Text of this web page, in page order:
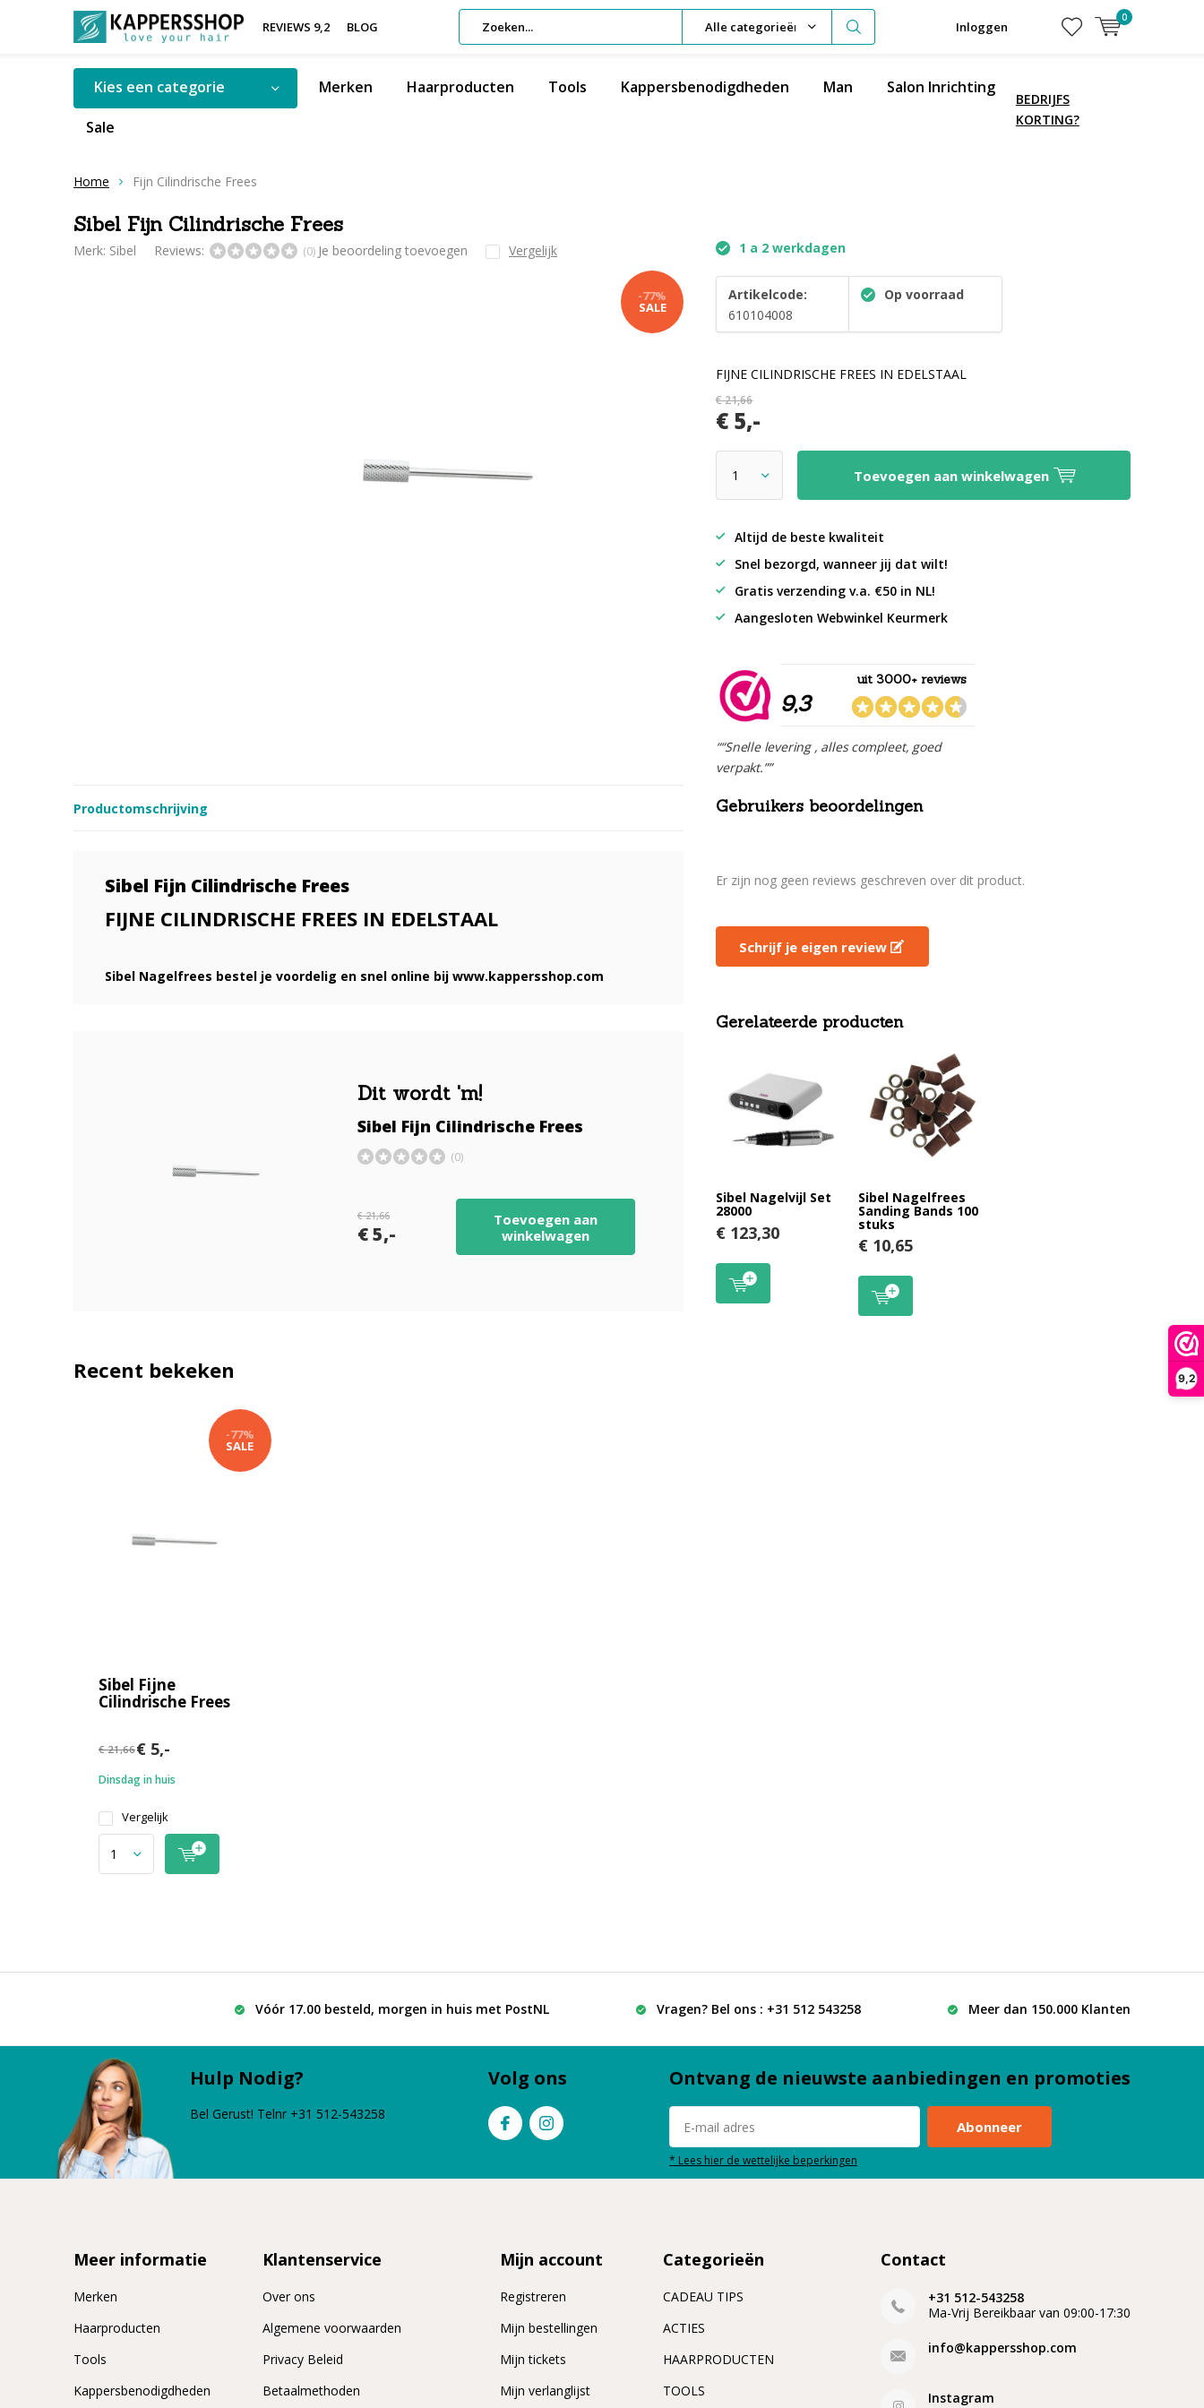
9,2
REVIEWS 9,2 BLOG Alle categorieën Inloggen
0
Kies een categorie Merken Haarproducten Tools Kappersbenodigdheden Man Salon Inrichting
Sale
BEDRIJFS
KORTING?
Home Fijn Cilindrische Frees
Sibel Fijn Cilindrische Frees
Merk: Sibel Reviews: (0) Je beoordeling toevoegen Vergelijk
-77%
SALE
1 a 2 werkdagen
Artikelcode:
610104008
Op voorraad
FIJNE CILINDRISCHE FREES IN EDELSTAAL
€ 21,66
€ 5,-
Toevoegen aan winkelwagen
Altijd de beste kwaliteit
Snel bezorgd, wanneer jij dat wilt!
Gratis verzending v.a. €50 in NL!
Aangesloten Webwinkel Keurmerk
9,3
uit 3000+ reviews
““Snelle levering , alles compleet, goed
verpakt.””
Productomschrijving
Sibel Fijn Cilindrische Frees
FIJNE CILINDRISCHE FREES IN EDELSTAAL
Sibel Nagelfrees bestel je voordelig en snel online bij www.kappersshop.com
Dit wordt 'm!
Sibel Fijn Cilindrische Frees
(0)
€ 21,66
€ 5,-
Toevoegen aan
winkelwagen
Gebruikers beoordelingen
Er zijn nog geen reviews geschreven over dit product.
Schrijf je eigen review
Gerelateerde producten
Sibel Nagelvijl Set
28000
€ 123,30
Sibel Nagelfrees
Sanding Bands 100
stuks
€ 10,65
Recent bekeken
Sibel Fijne
Cilindrische Frees
-77%
SALE
€ 21,66€ 5,-
Dinsdag in huis
Vergelijk
Vóór 17.00 besteld, morgen in huis met PostNL Vragen? Bel ons : +31 512 543258 Meer dan 150.000 Klanten
Hulp Nodig?
Bel Gerust! Telnr +31 512-543258
Volg ons Ontvang de nieuwste aanbiedingen en promoties
Abonneer
* Lees hier de wettelijke beperkingen
Meer informatie
Merken
Haarproducten
Tools
Kappersbenodigdheden
Klantenservice
Over ons
Algemene voorwaarden
Privacy Beleid
Betaalmethoden
Mijn account
Registreren
Mijn bestellingen
Mijn tickets
Mijn verlanglijst
Categorieën
CADEAU TIPS
ACTIES
HAARPRODUCTEN
TOOLS
Contact
+31 512-543258
Ma-Vrij Bereikbaar van 09:00-17:30
info@kappersshop.com
Instagram